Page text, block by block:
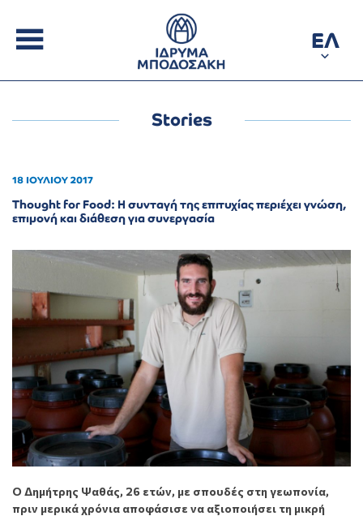
ΕΛ
Stories
18 ΙΟΥΛΙΟΥ 2017
Thought for Food: Η συνταγή της επιτυχίας περιέχει γνώση,
επιμονή και διάθεση για συνεργασία
Ο Δημήτρης Ψαθάς, 26 ετών, με σπουδές στη γεωπονία,
πριν μερικά χρόνια αποφάσισε να αξιοποιήσει τη μικρή